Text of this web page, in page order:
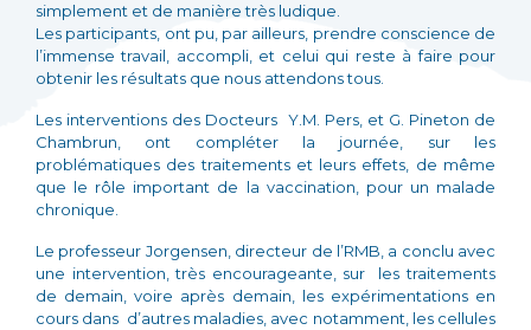
simplement et de manière très ludique.
Les participants, ont pu, par ailleurs, prendre conscience de
l’immense travail, accompli, et celui qui reste à faire pour
obtenir les résultats que nous attendons tous.
Les interventions des Docteurs Y.M. Pers, et G. Pineton de
Chambrun, ont compléter la journée, sur les
problématiques des traitements et leurs effets, de même
que le rôle important de la vaccination, pour un malade
chronique.
Le professeur Jorgensen, directeur de l’RMB, a conclu avec
une intervention, très encourageante, sur les traitements
de demain, voire après demain, les expérimentations en
cours dans d’autres maladies, avec notamment, les cellules